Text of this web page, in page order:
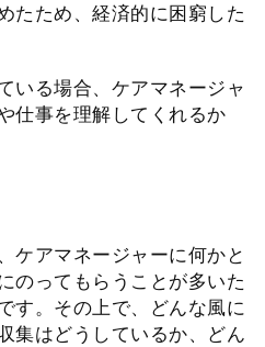
たため、経済的に困窮した
いる場合、ケアマネージャ
仕事を理解してくれるか
ケアマネージャーに何かと
のってもらうことが多いた
す。その上で、どんな風に
集はどうしているか、どん